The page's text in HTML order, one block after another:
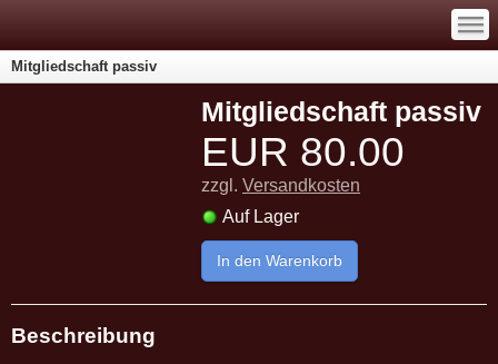
—
—
—
Mitgliedschaft passiv
Mitgliedschaft passiv
EUR 80.00
zzgl. Versandkosten
Auf Lager
In den Warenkorb
Beschreibung